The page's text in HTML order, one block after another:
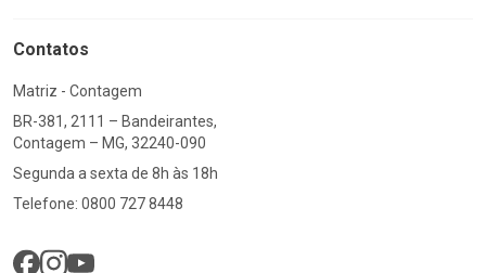
Contatos
Matriz - Contagem
BR-381, 2111 – Bandeirantes,
Contagem – MG, 32240-090
Segunda a sexta de 8h às 18h
Telefone: 0800 727 8448